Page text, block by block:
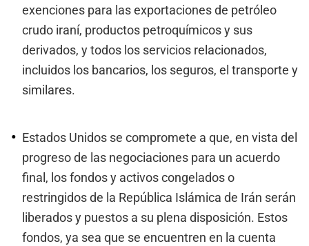
exenciones para las exportaciones de petróleo
crudo iraní, productos petroquímicos y sus
derivados, y todos los servicios relacionados,
incluidos los bancarios, los seguros, el transporte y
similares.
Estados Unidos se compromete a que, en vista del
progreso de las negociaciones para un acuerdo
final, los fondos y activos congelados o
restringidos de la República Islámica de Irán serán
liberados y puestos a su plena disposición. Estos
fondos, ya sea que se encuentren en la cuenta